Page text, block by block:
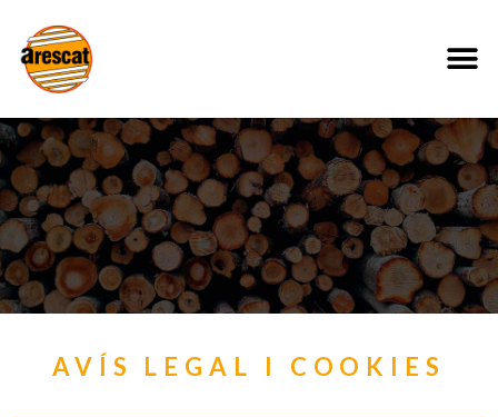
AVÍS LEGAL I COOKIES